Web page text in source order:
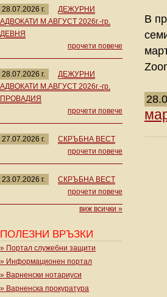
28.07.2026 г.
ДЕЖУРНИ
АДВОКАТИ М.АВГУСТ 2026г.-гр.
ДЕВНЯ
прочети повече
28.07.2026 г.
ДЕЖУРНИ
АДВОКАТИ М.АВГУСТ 2026г.-гр.
ПРОВАДИЯ
прочети повече
27.07.2026 г.
СКРЪБНА ВЕСТ
прочети повече
23.07.2026 г.
СКРЪБНА ВЕСТ
прочети повече
виж всички »
ПОЛЕЗНИ ВРЪЗКИ
» Портал служебни защити
» Информационен портал
» Варненски нотариуси
» Варненска прокуратура
В